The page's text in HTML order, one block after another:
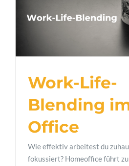
Work-Life-
Blending
Office
Wie effektiv arbeitest du
fokussiert? Homeoffice führt